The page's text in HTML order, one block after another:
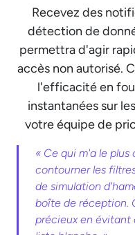
Recevez des
détection de
permettra d'agir
accès non autorisé.
l'efficacité en
instantanées sur
votre équipe de
« Ce qui m'a le
contourner les
de simulation
boîte de réception.
précieux en évitant